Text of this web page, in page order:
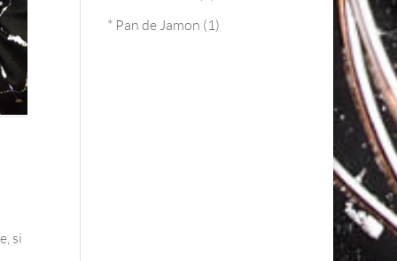
si
* Pan de Jamon (1)